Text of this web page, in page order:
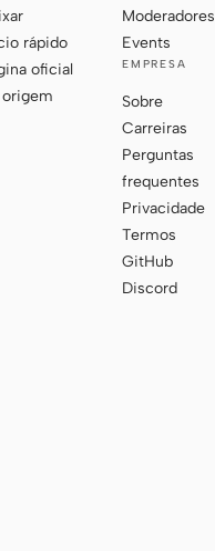
rápido
oficial
Moderadores
Events
EMPRESA
Sobre
Carreiras
Perguntas
frequentes
Privacidade
Termos
GitHub
Discord